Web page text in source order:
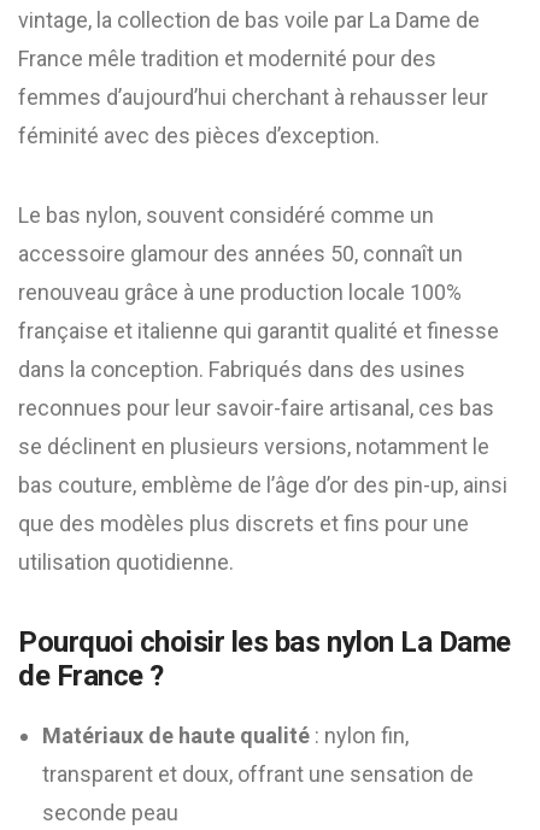
vintage, la collection de bas voile par La Dame de
France mêle tradition et modernité pour des
femmes d’aujourd’hui cherchant à rehausser leur
féminité avec des pièces d’exception.
Le bas nylon, souvent considéré comme un
accessoire glamour des années 50, connaît un
renouveau grâce à une production locale 100%
française et italienne qui garantit qualité et finesse
dans la conception. Fabriqués dans des usines
reconnues pour leur savoir-faire artisanal, ces bas
se déclinent en plusieurs versions, notamment le
bas couture, emblème de l’âge d’or des pin-up, ainsi
que des modèles plus discrets et fins pour une
utilisation quotidienne.
Pourquoi choisir les bas nylon La Dame
de France ?
Matériaux de haute qualité : nylon fin,
transparent et doux, offrant une sensation de
seconde peau